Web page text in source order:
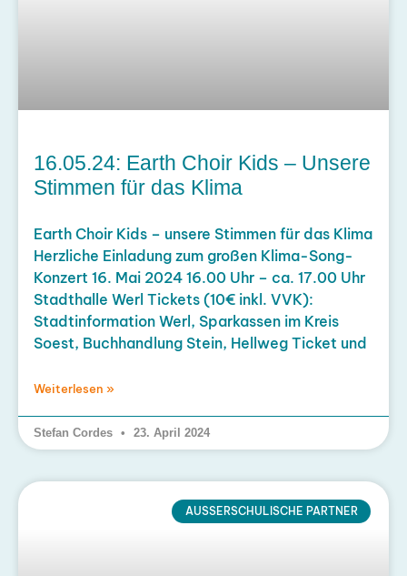
16.05.24: Earth Choir Kids – Unsere
Stimmen für das Klima
Earth Choir Kids – unsere Stimmen für das Klima
Herzliche Einladung zum großen Klima-Song-
Konzert 16. Mai 2024 16.00 Uhr – ca. 17.00 Uhr
Stadthalle Werl Tickets (10€ inkl. VVK):
Stadtinformation Werl, Sparkassen im Kreis
Soest, Buchhandlung Stein, Hellweg Ticket und
Weiterlesen »
Stefan Cordes 23. April 2024
AUSSERSCHULISCHE PARTNER